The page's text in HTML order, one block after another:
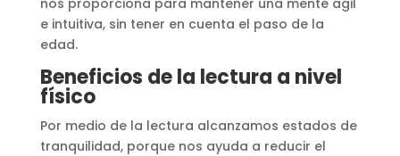
e intuitiva, sin tener en cuenta el paso de la
edad.
Beneficios de la lectura a nivel
físico
Por medio de la lectura alcanzamos estados de
tranquilidad, porque nos ayuda a reducir el